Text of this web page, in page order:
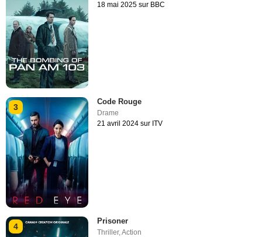
18 mai 2025 sur BBC
3
Code Rouge
Drame
21 avril 2024 sur ITV
4
Prisoner
Thriller,Action